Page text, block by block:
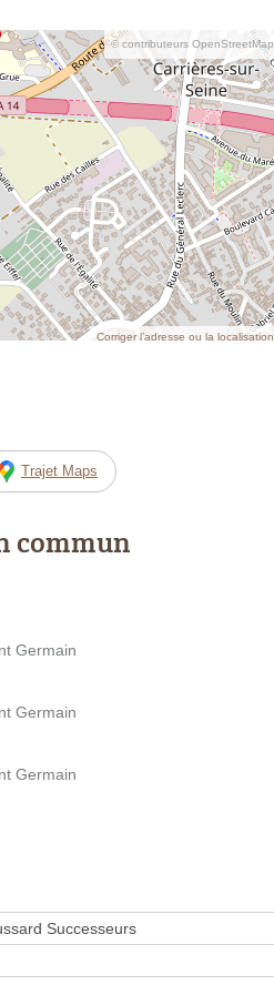
© contributeurs OpenStreetMap
Corriger l’adresse ou la localisation
Trajet Maps
commun
Germain
Germain
Germain
Successeurs